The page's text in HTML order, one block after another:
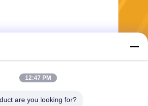
12:47 PM
are you looking for?